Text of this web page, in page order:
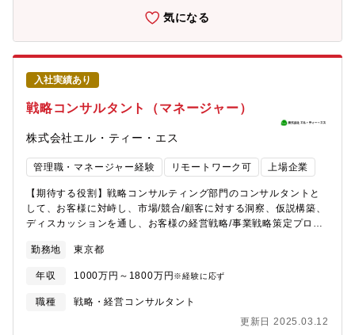
ェッションとコラボレーションして推進するプロジェクトも多く
なっています■必要な専門的および技術的知識・論理的思考能力と
論理的コミュニケーション能力・知的好奇心の強さと自ら学ぶ姿
勢・協調性と多様性への順応力・基本的な英語力【職務経験】・
戦略コンサルティングファーム、または総合コンサルティングフ
ァーム戦略部門（目安として経験３年以上、プロジェクトマネー
ジャー経験があれば尚可）・事業会社や研究機関の研究部門また
は技術部門・事業会社、官公庁または国際機関の、戦略部門、企
画部門、新規事業部門、スタートアップ支援部門またはマーケテ
ィング部門
気になる
入社実績あり
戦略コンサルタント（マネージャー）
株式会社エル・ティー・エス
管理職・マネージャー経験 リモートワーク可 上場企業
【期待する役割】戦略コンサルティング部門のコンサルタントと
して、お客様に対峙し、市場/競合/顧客に対する洞察、仮説構築、
ディスカッションを通し、お客様の経営戦略/事業戦略策定プロジ
スを主にしつつ、IT/業務系のコンサルティングチームとの連携
や、LTSのグループ経営などの各種社内活動にも主体者として従事
いただけます。【業務内容】現在15名規模の少数チームのため、
裁量と責任感を持った新規開拓／案件管理を期待しています。■戦
グ事業の基盤創り（部門運営や若手の人財育成等）【アサインイ
勤務地 東京都
年収 1000万円～1800万円 ※経験に応ず
職種
戦略・経営コンサルタント
更新日 2025.03.12